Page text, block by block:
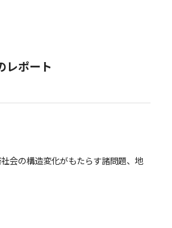
レポート
会の構造変化がもたらす諸問題、地